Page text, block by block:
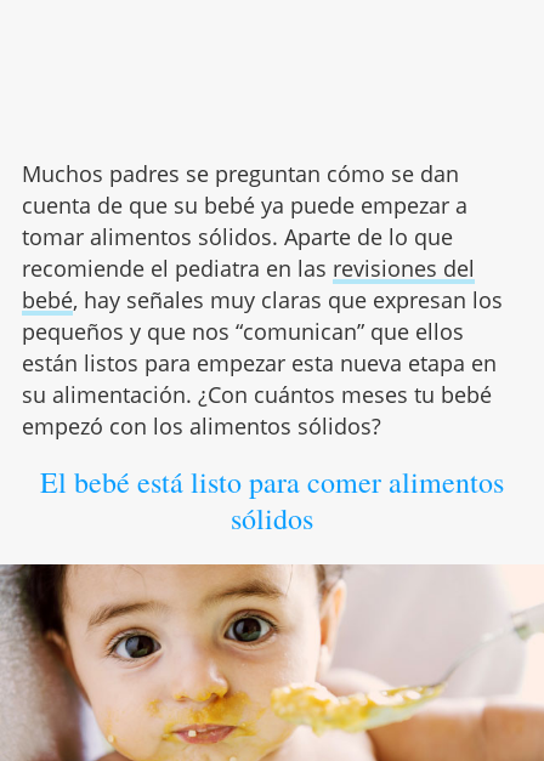
Muchos padres se preguntan cómo se dan
cuenta de que su bebé ya puede empezar a
tomar alimentos sólidos. Aparte de lo que
recomiende el pediatra en las revisiones del
bebé, hay señales muy claras que expresan los
pequeños y que nos “comunican” que ellos
están listos para empezar esta nueva etapa en
su alimentación. ¿Con cuántos meses tu bebé
empezó con los alimentos sólidos?
El bebé está listo para comer alimentos
sólidos